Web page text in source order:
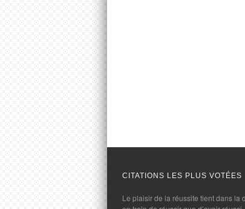
CITATIONS LES PLUS VOTÉES
Le plaisir de la réussite tient dans la